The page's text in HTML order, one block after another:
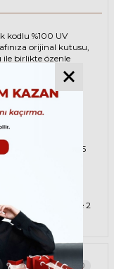
kodlu %100 UV
orijinal kutusu,
ile birlikte özenle
ücretsiz olarak
olup
NW6649 C08U13 45
Titanyum,
‘dir.
%100 orijinal ve 2
değişim ve tamir
olarak destek
tamir işlemleri için0